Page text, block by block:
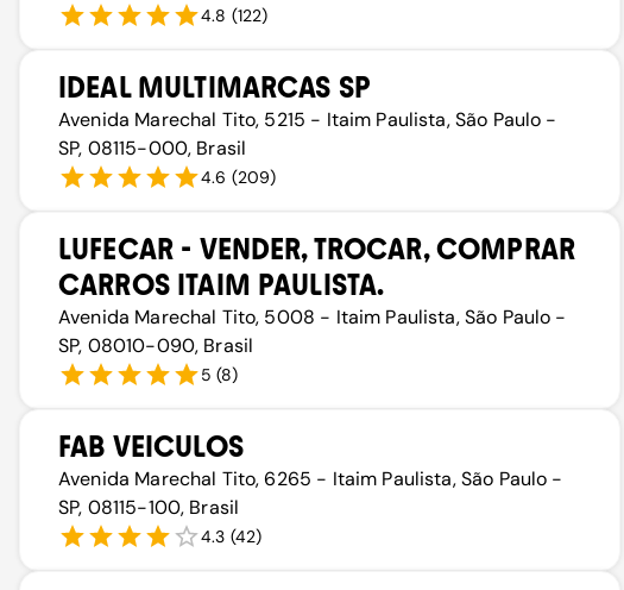
4.8 (122)
IDEAL MULTIMARCAS SP
Avenida Marechal Tito, 5215 - Itaim Paulista, São Paulo -
SP, 08115-000, Brasil
4.6 (209)
LUFECAR - VENDER, TROCAR, COMPRAR
CARROS ITAIM PAULISTA.
Avenida Marechal Tito, 5008 - Itaim Paulista, São Paulo -
SP, 08010-090, Brasil
5 (8)
FAB VEICULOS
Avenida Marechal Tito, 6265 - Itaim Paulista, São Paulo -
SP, 08115-100, Brasil
4.3 (42)